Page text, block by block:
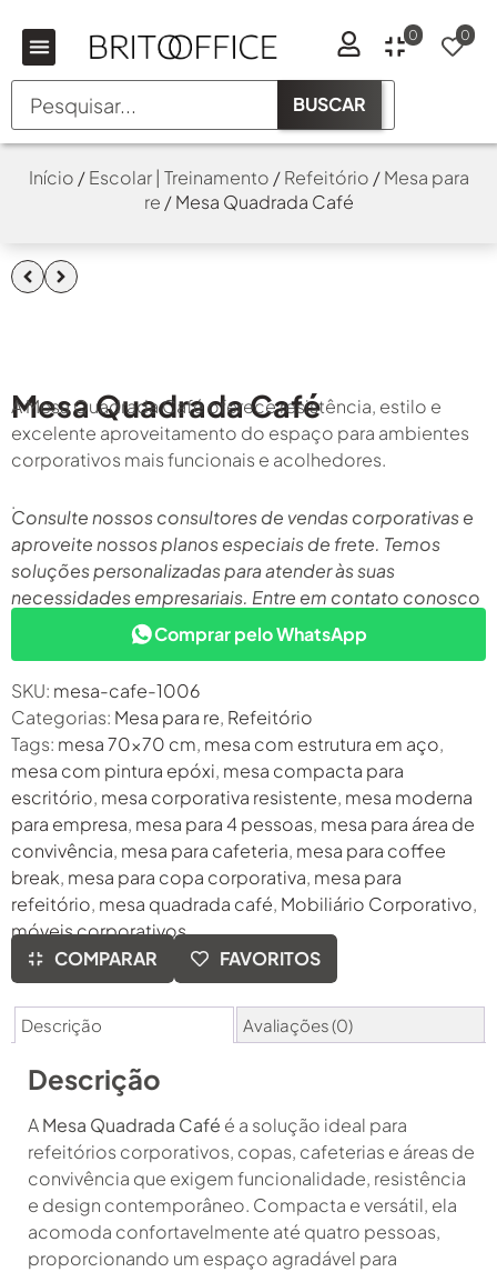
0 0
BUSCAR
Início /Escolar | Treinamento /Refeitório /Mesa para
re / Mesa Quadrada Café
Mesa Quadrada Café
A Mesa Quadrada Café oferece resistência, estilo e
excelente aproveitamento do espaço para ambientes
corporativos mais funcionais e acolhedores.
.
Consulte nossos consultores de vendas corporativas e
aproveite nossos planos especiais de frete. Temos
soluções personalizadas para atender às suas
necessidades empresariais. Entre em contato conosco
para saber mais: Comprar pelo WhatsApp
SKU: mesa-cafe-1006
Categorias: Mesa para re, Refeitório
Tags: mesa 70x70 cm, mesa com estrutura em aço,
mesa com pintura epóxi, mesa compacta para
escritório, mesa corporativa resistente, mesa moderna
para empresa, mesa para 4 pessoas, mesa para área de
convivência, mesa para cafeteria, mesa para coffee
break, mesa para copa corporativa, mesa para
refeitório, mesa quadrada café, Mobiliário Corporativo,
móveis corporativos
COMPARAR
FAVORITOS
Descrição Avaliações (0)
Descrição
AMesa Quadrada Café é a solução ideal para
refeitórios corporativos, copas, cafeterias e áreas de
convivência que exigem funcionalidade, resistência
e design contemporâneo. Compacta e versátil, ela
acomoda confortavelmente até quatro pessoas,
proporcionando um espaço agradável para